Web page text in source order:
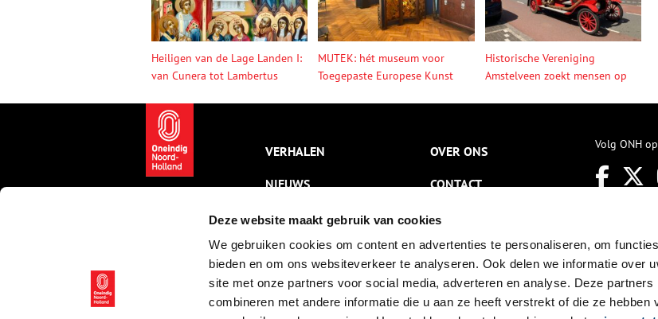
Deze website maakt gebruik van cookies
We gebruiken cookies om content en advertenties te personaliseren, om
bieden en om ons websiteverkeer te analyseren. Ook delen we informatie over
site met onze partners voor social media, adverteren en analyse. Deze partners
combineren met andere informatie die u aan ze heeft verstrekt of die ze hebben
Heiligen van de Lage Landen I:
van Cunera tot Lambertus
MUTEK: hét museum voor
Toegepaste Europese Kunst
Historische Vereniging
Amstelveen zoekt mensen op
VERHALEN
NIEUWS
KALENDER
THEMA’S
ACTIVITEITEN
VIDEO’S
OVER ONS
CONTACT
NIEUWSBRIEF
DISCLAIMER
PRIVACY
TOEGANKELIJKHEID
Volg ONH